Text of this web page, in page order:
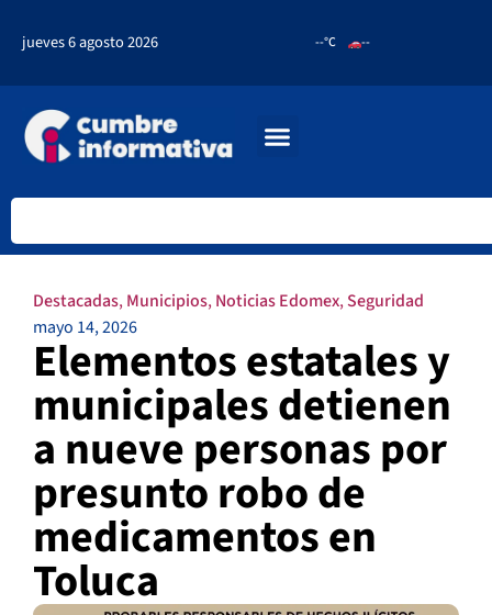
jueves 6 agosto 2026 --°C --
Destacadas,Municipios,Noticias Edomex,Seguridad
mayo 14, 2026
Elementos estatales y
municipales detienen
a nueve personas por
presunto robo de
medicamentos en
Toluca